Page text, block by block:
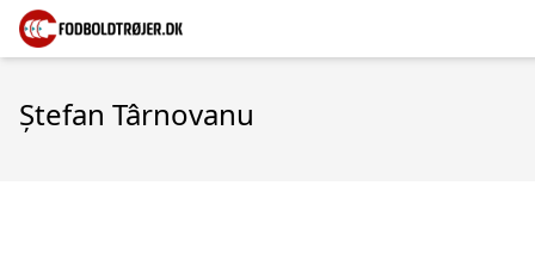
Ștefan Târnovanu